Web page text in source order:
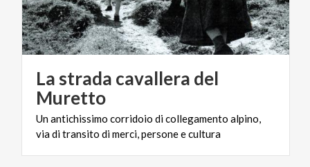
La strada cavallera del
Muretto
Unantichissimo corridoio dicollegamento alpino,
viaditransito dimerci,personeecultura